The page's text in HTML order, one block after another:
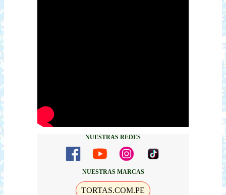
NUESTRAS REDES
NUESTRAS MARCAS
TORTAS.COM.PE